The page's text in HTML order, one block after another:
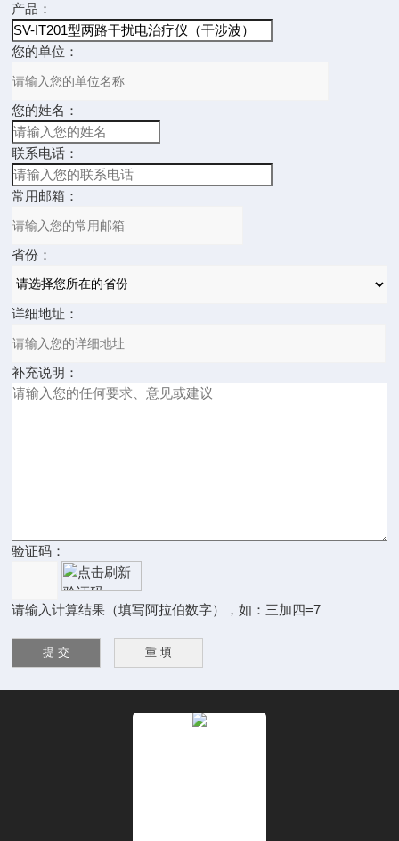
产品：
您的单位：
您的姓名：
联系电话：
常用邮箱：
省份：
详细地址：
补充说明：
验证码：
请输入计算结果（填写阿拉伯数字），如：三加四=7